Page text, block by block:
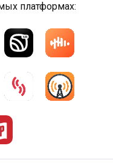
платформах: